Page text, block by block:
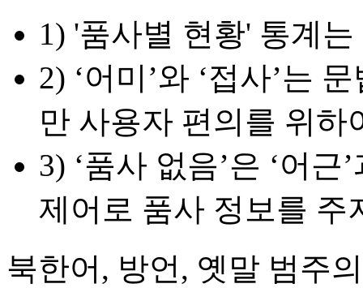
1) '품사별 현황' 통계
2) ‘어미’와 ‘접사’는
만 사용자 편의를 위
3) ‘품사 없음’은 ‘어
제어로 품사 정보를 주
북한어, 방언, 옛말 범주